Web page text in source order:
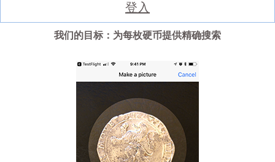
登入
我们的目标：为每枚硬币提供精确搜索